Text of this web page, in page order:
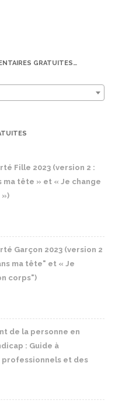
GRATUITES…
Fille 2023 (version 2 :
ma tête » et « Je change
»)
Garçon 2023 (version 2
ma tête" et « Je
corps")
de la personne en
: Guide à
et des